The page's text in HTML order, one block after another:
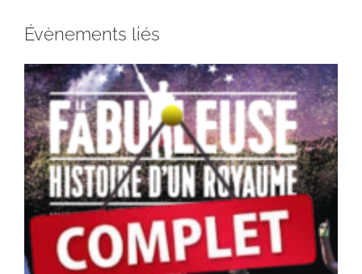
Évènements liés